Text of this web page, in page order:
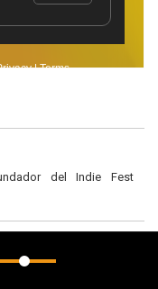
del Indie Fest